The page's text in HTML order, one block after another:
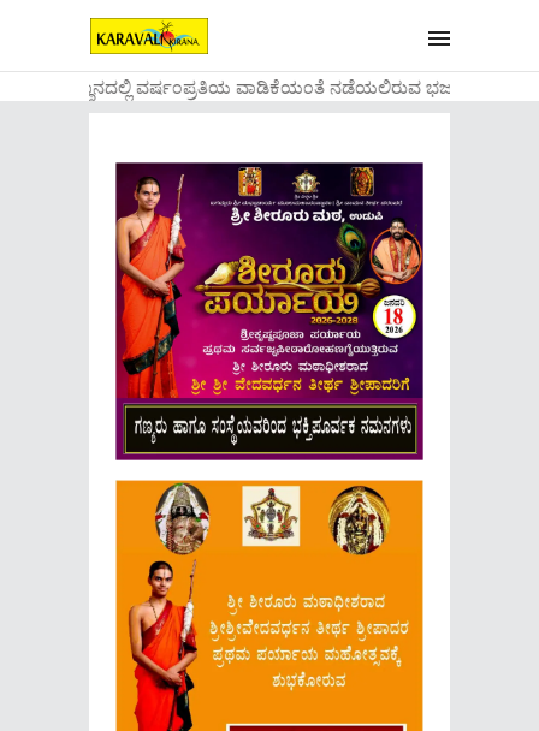
ದೇವಸ್ಥಾನದಲ್ಲಿ ವರ್ಷ೦ಪ್ರತಿಯ ವಾಡಿಕೆಯ೦ತೆ ನಡೆಯಲಿರುವ ಭಜನಾ ಸಪ್ತಾಹವು